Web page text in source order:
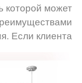
которой может
Если клиента